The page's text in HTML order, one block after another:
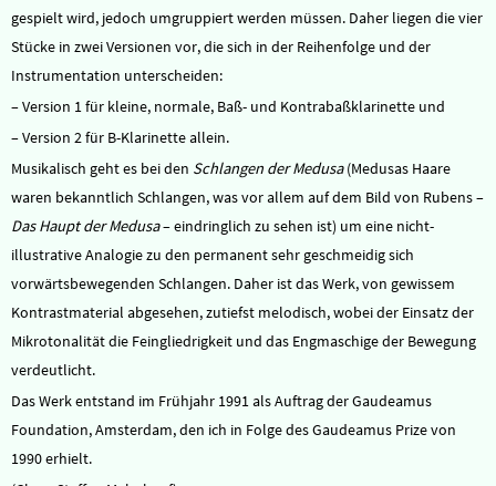
gespielt wird, jedoch umgruppiert werden müssen. Daher liegen die vier
Stücke in zwei Versionen vor, die sich in der Reihenfolge und der
Instrumentation unterscheiden:
– Version 1 für kleine, normale, Baß- und Kontrabaßklarinette und
– Version 2 für B-Klarinette allein.
Musikalisch geht es bei den Schlangen der Medusa(Medusas Haare
waren bekanntlich Schlangen, was vor allem auf dem Bild von Rubens –
Das Haupt der Medusa– eindringlich zu sehen ist) um eine nicht-
illustrative Analogie zu den permanent sehr geschmeidig sich
vorwärtsbewegenden Schlangen. Daher ist das Werk, von gewissem
Kontrastmaterial abgesehen, zutiefst melodisch, wobei der Einsatz der
Mikrotonalität die Feingliedrigkeit und das Engmaschige der Bewegung
verdeutlicht.
Das Werk entstand im Frühjahr 1991 als Auftrag der Gaudeamus
Foundation, Amsterdam, den ich in Folge des Gaudeamus Prize von
1990 erhielt.